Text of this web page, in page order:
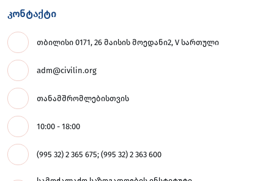
კონტაქტი
თბილისი 0171, 26 მაისის მოედანი2, V სართული
adm@civilin.org
თანამშრომლებისთვის
10:00 - 18:00
(995 32) 2 365 675; (995 32) 2 363 600